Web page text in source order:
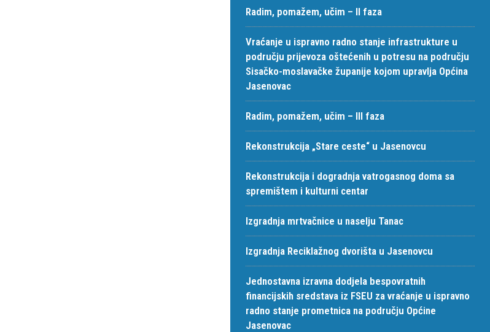
Radim, pomažem, učim – II faza
Vraćanje u ispravno radno stanje infrastrukture u
području prijevoza oštećenih u potresu na području
Sisačko-moslavačke županije kojom upravlja Općina
Jasenovac
Radim, pomažem, učim – III faza
Rekonstrukcija „Stare ceste“ u Jasenovcu
Rekonstrukcija i dogradnja vatrogasnog doma sa
spremištem i kulturni centar
Izgradnja mrtvačnice u naselju Tanac
Izgradnja Reciklažnog dvorišta u Jasenovcu
Jednostavna izravna dodjela bespovratnih
financijskih sredstava iz FSEU za vraćanje u ispravno
radno stanje prometnica na području Općine
Jasenovac